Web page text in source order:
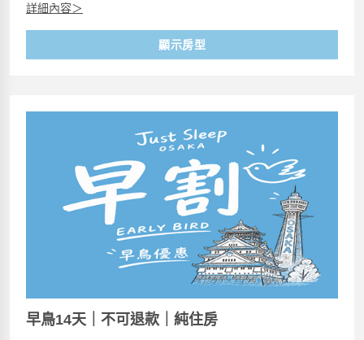
詳細內容＞
顯示房型
早鳥14天｜不可退款｜純住房